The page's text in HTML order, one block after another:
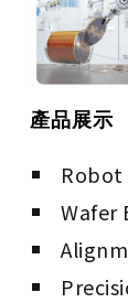
產品展示
Robot
Wafer